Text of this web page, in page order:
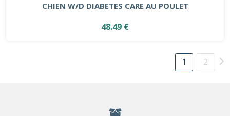
CHIEN W/D DIABETES CARE AU POULET
48.49 €
1 2